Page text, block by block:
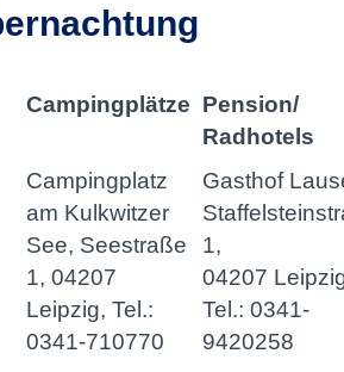
Campingplätze Pension/
Radhotels
Campingplatz
am Kulkwitzer
See, Seestraße
1, 04207
Leipzig, Tel.:
0341-710770
Gasthof
1,
04207
Tel.: 0341-
9420258